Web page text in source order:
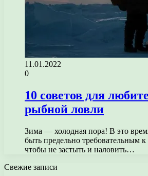
11.01.2022
0
10 советов для
рыбной ловли
Зима — холодная пора! В это
быть предельно требовательным
чтобы не застыть и наловить…
Свежие записи